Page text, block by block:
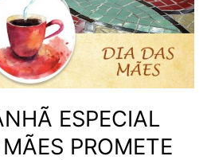
ESPECIAL
PROMETE